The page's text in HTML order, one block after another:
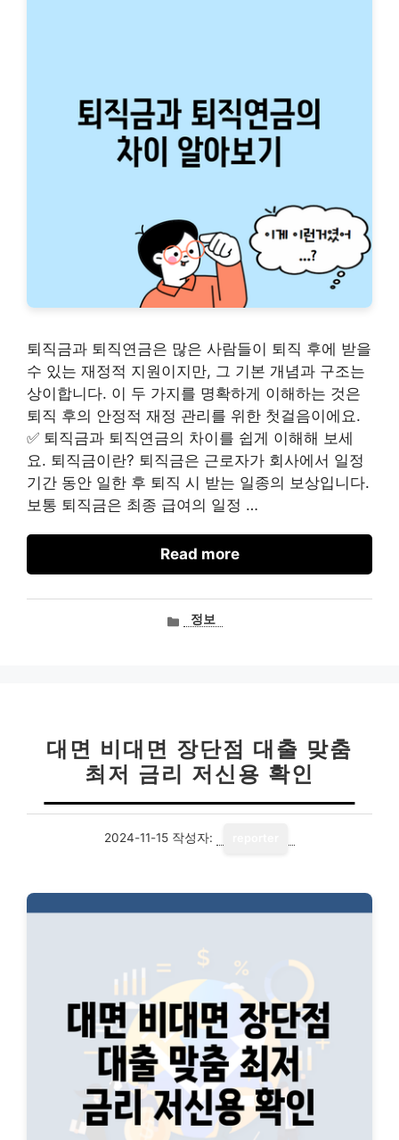
퇴직금과 퇴직연금은 많은 사람들이 퇴직 후에 받을
수 있는 재정적 지원이지만, 그 기본 개념과 구조는
상이합니다. 이 두 가지를 명확하게 이해하는 것은
퇴직 후의 안정적 재정 관리를 위한 첫걸음이에요.
✅ 퇴직금과 퇴직연금의 차이를 쉽게 이해해 보세
요. 퇴직금이란? 퇴직금은 근로자가 회사에서 일정
기간 동안 일한 후 퇴직 시 받는 일종의 보상입니다.
보통 퇴직금은 최종 급여의 일정 …
Read more
카정보
대면 비대면 장단점 대출 맞춤
최저 금리 저신용 확인
2024-11-15 작성자: